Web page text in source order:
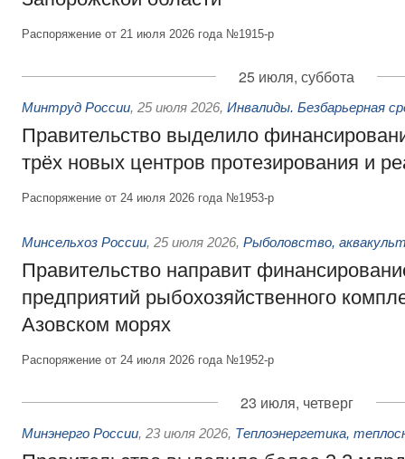
Распоряжение от 21 июля 2026 года №1915-р
25 июля, суббота
Минтруд России, 25 июля 2026, Инвалиды. Безбарьерная
Правительство выделило
трёх новых центров протезирования и
Распоряжение от 24 июля 2026 года №1953-р
Минсельхоз России, 25 июля 2026, Рыболовство,
Правительство направит
предприятий рыбохозяйственного
Азовском морях
Распоряжение от 24 июля 2026 года №1952-р
23 июля, четверг
Минэнерго России, 23 июля 2026, Теплоэнергетика,